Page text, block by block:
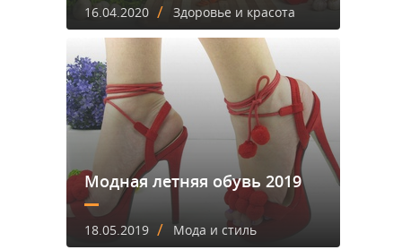
16.04.2020 / Здоровье и красота
Модная летняя обувь 2019
18.05.2019 / Мода и стиль